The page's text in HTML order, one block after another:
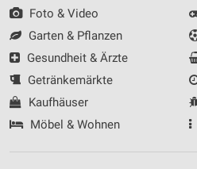
Foto & Video
Garten & Pflanzen
Gesundheit & Ärzte
Getränkemärkte
Kaufhäuser
Möbel & Wohnen